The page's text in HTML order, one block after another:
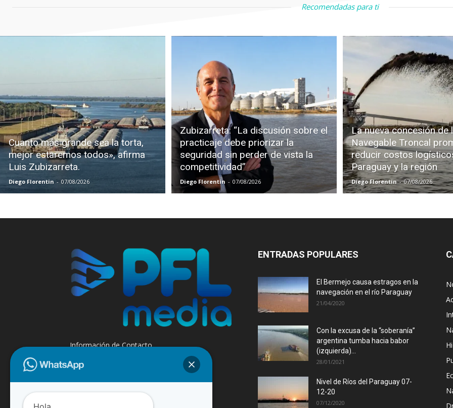
Recomendadas para ti
Cuanto más grande sea la torta,
mejor estaremos todos», afirma
Luis Zubizarreta.
Diego Florentin - 07/08/2026
Zubizarreta: “La discusión sobre el
practicaje debe priorizar la
seguridad sin perder de vista la
competitividad”
Diego Florentin - 07/08/2026
La nueva concesión de
Navegable Troncal
reducir costos
Paraguay y la región
Diego Florentin - 07/08/2026
Información de Contacto
+595 985 947508 - +595 984 509299
ENTRADAS POPULARES
El Bermejo causa estragos en la
navegación en el río Paraguay
21/04/2020
Con la excusa de la “soberanía”
argentina tumba hacia babor
(izquierda)...
28/01/2021
Nivel de Ríos del Paraguay 07-
12-20
07/12/2020